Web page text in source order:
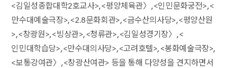
<김일성종합대학2호교사>, <평양체육관〉, <인민문화궁전>, <
만수대예술극장>, <2.8문화회관>, <금수산의사당>, <평양산원
>, <창광원>, <빙상관>, <청류관>, <김일성경기장〉, <
인민대학습당>, <만수대의사당>, <고려호텔>, <봉화예술극장>,
<보통강여관〉, <창광산여관> 등을 통해 다양성을 견지하면서